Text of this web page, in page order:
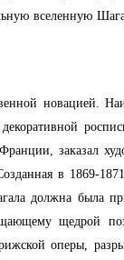
вселенную
новацией.
заказал
в 1869-
должна была
щедрой
оперы,